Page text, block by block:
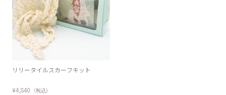
リリータイルスカーフキット
¥4,840 （税込）